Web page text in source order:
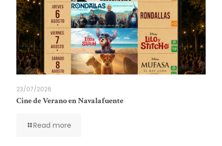
23/07/2026
Cine de Verano en Navalafuente
Read more